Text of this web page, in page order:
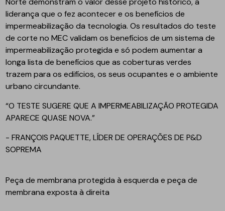
liderança que o fez acontecer e os benefícios de
impermeabilização da tecnologia. Os resultados do teste
de corte no MEC validam os benefícios de um sistema de
impermeabilização protegida e só podem aumentar a
longa lista de benefícios que as coberturas verdes
trazem para os edifícios, os seus ocupantes e o ambiente
urbano circundante.
“O TESTE SUGERE QUE A IMPERMEABILIZAÇÃO PROTEGIDA
APARECE QUASE NOVA.”
- FRANÇOIS PAQUETTE, LÍDER DE OPERAÇÕES DE P&D
SOPREMA
Peça de membrana protegida à esquerda e peça de
membrana exposta à direita